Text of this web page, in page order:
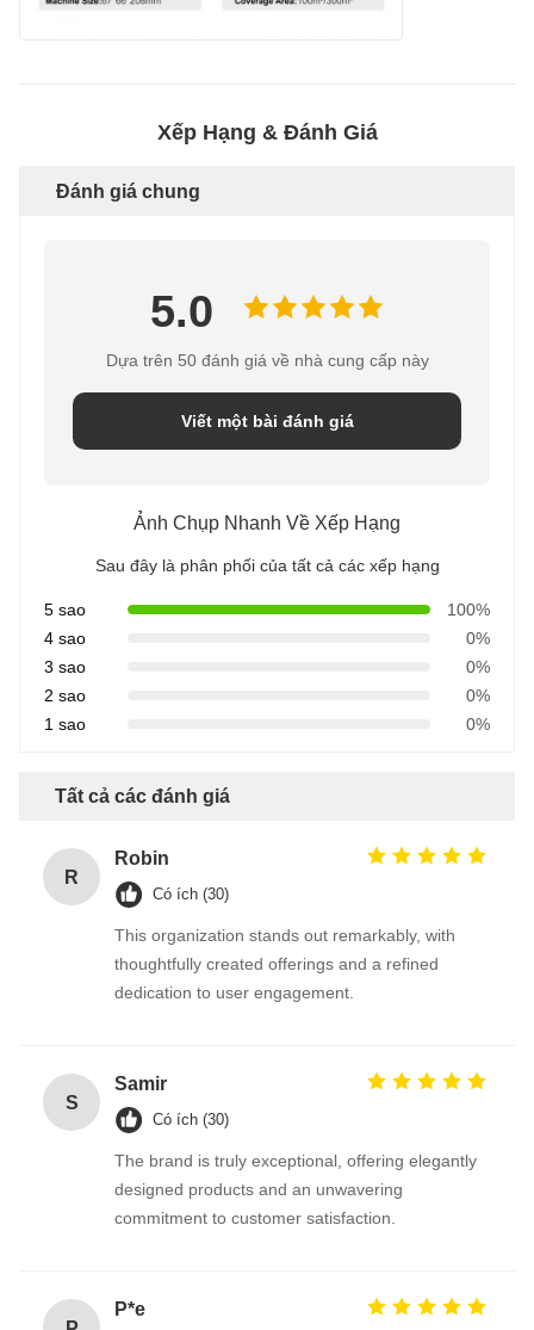
Xếp Hạng & Đánh Giá
Đánh giá chung
5.0
Dựa trên 50 đánh giá về nhà cung cấp này
Viết một bài đánh giá
Ảnh Chụp Nhanh Về Xếp Hạng
Sau đây là phân phối của tất cả các xếp hạng
5 sao
100%
4 sao
0%
3 sao
0%
2 sao
0%
1 sao
0%
Tất cả các đánh giá
R
Robin
Có ích (30)
This organization stands out remarkably, with
thoughtfully created offerings and a refined
dedication to user engagement.
S
Samir
Có ích (30)
The brand is truly exceptional, offering elegantly
designed products and an unwavering
commitment to customer satisfaction.
P*e